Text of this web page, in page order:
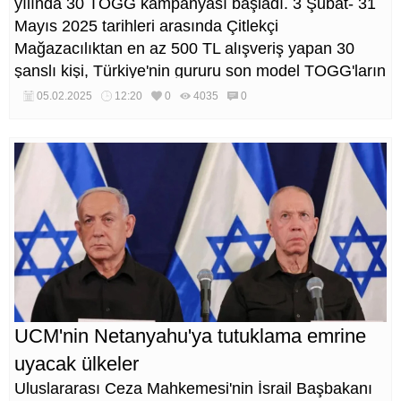
yılında 30 TOGG kampanyası başladı. 3 Şubat- 31
Mayıs 2025 tarihleri arasında Çitlekçi
Mağazacılıktan en az 500 TL alışveriş yapan 30
şanslı kişi, Türkiye'nin gururu son model TOGG'ların
sahibi olma fırsatı yakalayacak.
05.02.2025 12:20 0 4035 0
UCM'nin Netanyahu'ya tutuklama emrine
uyacak ülkeler
Uluslararası Ceza Mahkemesi'nin İsrail Başbakanı